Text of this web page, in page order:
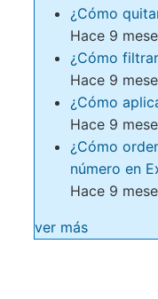
¿Cómo
Hace 9
¿Cómo
Hace 9
¿Cómo
Hace 9
¿Cómo
número en
Hace 9
ver más